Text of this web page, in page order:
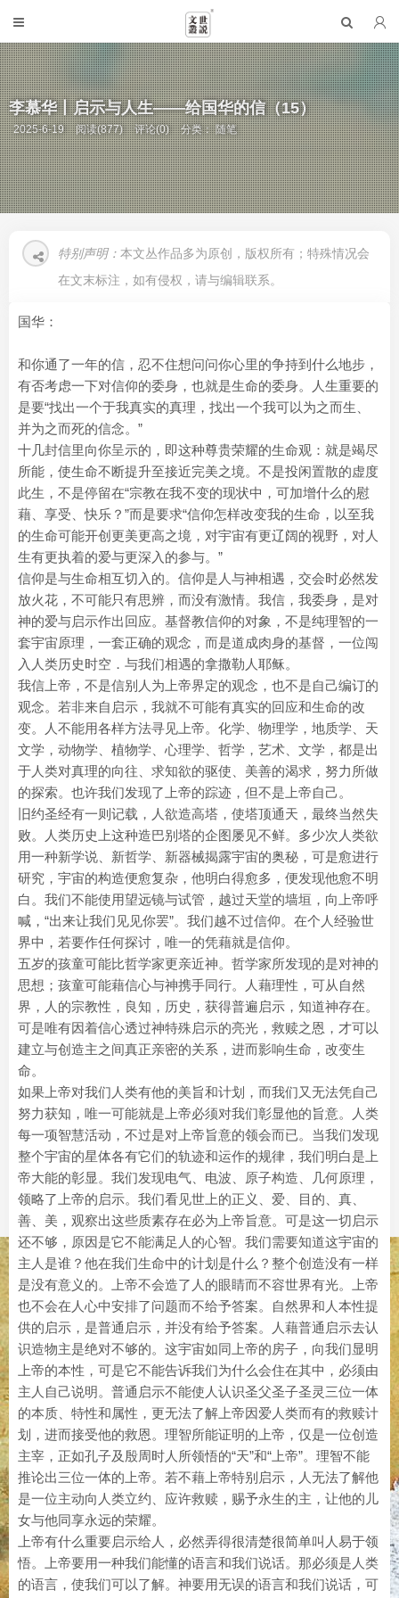
李慕华丨启示与人生——给国华的信（15）
2025-6-19 阅读(877) 评论(0) 分类：随笔
特别声明： 本文丛作品多为原创，版权所有；特殊情况会
在文末标注，如有侵权，请与编辑联系。
国华：
和你通了一年的信，忍不住想问问你心里的争持到什么地步，
有否考虑一下对信仰的委身，也就是生命的委身。人生重要的
是要“找出一个于我真实的真理，找出一个我可以为之而生、
并为之而死的信念。”
十几封信里向你呈示的，即这种尊贵荣耀的生命观：就是竭尽
所能，使生命不断提升至接近完美之境。不是投闲置散的虚度
此生，不是停留在“宗教在我不变的现状中，可加增什么的慰
藉、享受、快乐？”而是要求“信仰怎样改变我的生命，以至我
的生命可能开创更美更高之境，对宇宙有更辽阔的视野，对人
生有更执着的爱与更深入的参与。”
信仰是与生命相互切入的。信仰是人与神相遇，交会时必然发
放火花，不可能只有思辨，而没有激情。我信，我委身，是对
神的爱与启示作出回应。基督教信仰的对象，不是纯理智的一
套宇宙原理，一套正确的观念，而是道成肉身的基督，一位闯
入人类历史时空．与我们相遇的拿撒勒人耶稣。
我信上帝，不是信别人为上帝界定的观念，也不是自己编订的
观念。若非来自启示，我就不可能有真实的回应和生命的改
变。人不能用各样方法寻见上帝。化学、物理学，地质学、天
文学，动物学、植物学、心理学、哲学，艺术、文学，都是出
于人类对真理的向往、求知欲的驱使、美善的渴求，努力所做
的探索。也许我们发现了上帝的踪迹，但不是上帝自己。
旧约圣经有一则记载，人欲造高塔，使塔顶通天，最终当然失
败。人类历史上这种造巴别塔的企图屡见不鲜。多少次人类欲
用一种新学说、新哲学、新器械揭露宇宙的奥秘，可是愈进行
研究，宇宙的构造便愈复杂，他明白得愈多，便发现他愈不明
白。我们不能使用望远镜与试管，越过天堂的墙垣，向上帝呼
喊，“出来让我们见见你罢”。我们越不过信仰。在个人经验世
界中，若要作任何探讨，唯一的凭藉就是信仰。
五岁的孩童可能比哲学家更亲近神。哲学家所发现的是对神的
思想；孩童可能藉信心与神携手同行。人藉理性，可从自然
界，人的宗教性，良知，历史，获得普遍启示，知道神存在。
可是唯有因着信心透过神特殊启示的亮光，救赎之恩，才可以
建立与创造主之间真正亲密的关系，进而影响生命，改变生
命。
如果上帝对我们人类有他的美旨和计划，而我们又无法凭自己
努力获知，唯一可能就是上帝必须对我们彰显他的旨意。人类
每一项智慧活动，不过是对上帝旨意的领会而已。当我们发现
整个宇宙的星体各有它们的轨迹和运作的规律，我们明白是上
帝大能的彰显。我们发现电气、电波、原子构造、几何原理，
领略了上帝的启示。我们看见世上的正义、爱、目的、真、
善、美，观察出这些质素存在必为上帝旨意。可是这一切启示
还不够，原因是它不能满足人的心智。我们需要知道这宇宙的
主人是谁？他在我们生命中的计划是什么？整个创造没有一样
是没有意义的。上帝不会造了人的眼睛而不容世界有光。上帝
也不会在人心中安排了问题而不给予答案。自然界和人本性提
供的启示，是普通启示，并没有给予答案。人藉普通启示去认
识造物主是绝对不够的。这宇宙如同上帝的房子，向我们显明
上帝的本性，可是它不能告诉我们为什么会住在其中，必须由
主人自己说明。普通启示不能使人认识圣父圣子圣灵三位一体
的本质、特性和属性，更无法了解上帝因爱人类而有的救赎计
划，进而接受他的救恩。理智所能证明的上帝，仅是一位创造
主宰，正如孔子及殷周时人所领悟的“天”和“上帝”。理智不能
推论出三位一体的上帝。若不藉上帝特别启示，人无法了解他
是一位主动向人类立约、应许救赎，赐予永生的主，让他的儿
女与他同享永远的荣耀。
上帝有什么重要启示给人，必然弄得很清楚很简单叫人易于领
悟。上帝要用一种我们能懂的语言和我们说话。那必须是人类
的语言，使我们可以了解。神要用无误的语言和我们说话，可